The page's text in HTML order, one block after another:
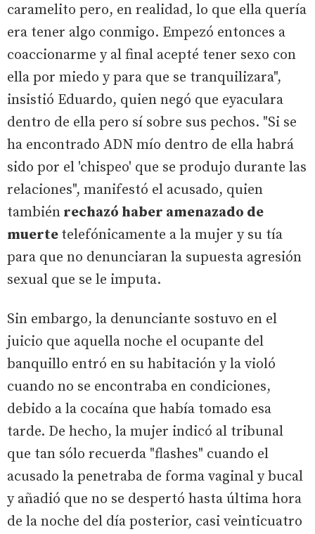
caramelito pero, en realidad, lo que ella quería
era tener algo conmigo. Empezó entonces a
coaccionarme y al final acepté tener sexo con
ella por miedo y para que se tranquilizara",
insistió Eduardo, quien negó que eyaculara
dentro de ella pero sí sobre sus pechos. "Si se
ha encontrado ADN mío dentro de ella habrá
sido por el 'chispeo' que se produjo durante las
relaciones", manifestó el acusado, quien
también rechazó haber amenazado de
muerte telefónicamente a la mujer y su tía
para que no denunciaran la supuesta agresión
sexual que se le imputa.
Sin embargo, la denunciante sostuvo en el
juicio que aquella noche el ocupante del
banquillo entró en su habitación y la violó
cuando no se encontraba en condiciones,
debido a la cocaína que había tomado esa
tarde. De hecho, la mujer indicó al tribunal
que tan sólo recuerda "flashes" cuando el
acusado la penetraba de forma vaginal y bucal
y añadió que no se despertó hasta última hora
de la noche del día posterior, casi veinticuatro